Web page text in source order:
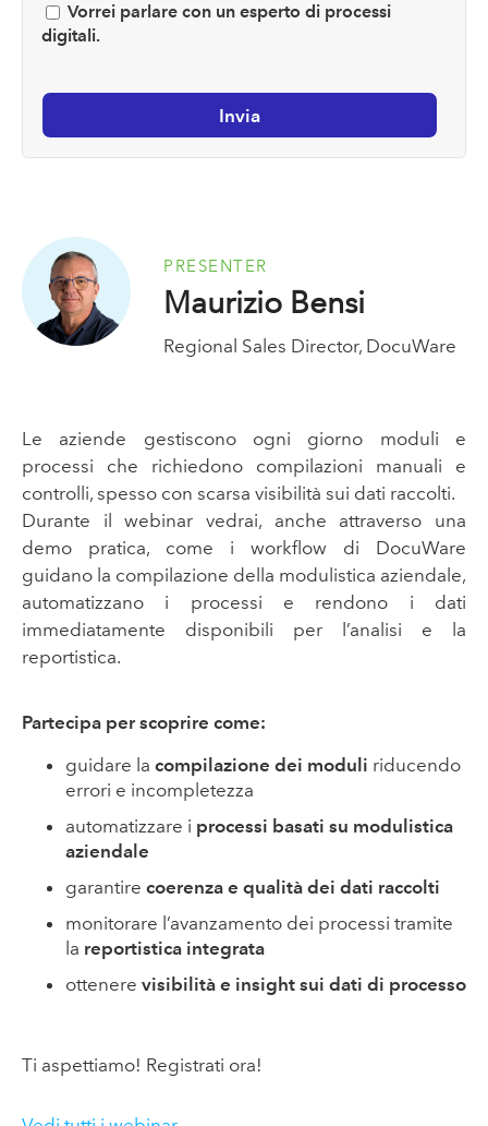
PRESENTER
Maurizio Bensi
Regional Sales Director, DocuWare
Le aziende gestiscono ogni giorno moduli e
processi che richiedono compilazioni manuali e
controlli, spesso con scarsa visibilità sui dati raccolti.
Durante il webinar vedrai, anche attraverso una
demo pratica, come i workflow di DocuWare
guidano la compilazione della modulistica aziendale,
automatizzano i processi e rendono i dati
immediatamente disponibili per l’analisi e la
reportistica.
Partecipa per scoprire come:
guidare la compilazione dei moduli riducendo
errori e incompletezza
automatizzare i processi basati su modulistica
aziendale
garantire coerenza e qualità dei dati raccolti
monitorare l’avanzamento dei processi tramite
la reportistica integrata
ottenere visibilità e insight sui dati di processo
Ti aspettiamo! Registrati ora!
Vorrei parlare con un esperto di processi
digitali.